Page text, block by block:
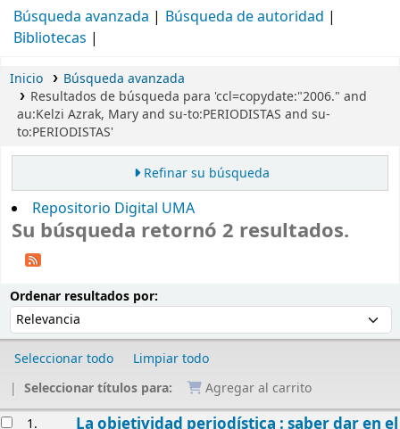
Búsqueda avanzada
Búsqueda de autoridad
Bibliotecas
Inicio
Búsqueda avanzada
Resultados de búsqueda para 'ccl=copydate:"2006." and
au:Kelzi Azrak, Mary and su-to:PERIODISTAS and su-
to:PERIODISTAS'
Refinar su búsqueda
Repositorio Digital UMA
Su búsqueda retornó 2 resultados.
Ordenar resultados por:
Seleccionar todo
Limpiar todo
Seleccionar títulos para:
Agregar al carrito
1. La objetividad periodística : saber dar en el